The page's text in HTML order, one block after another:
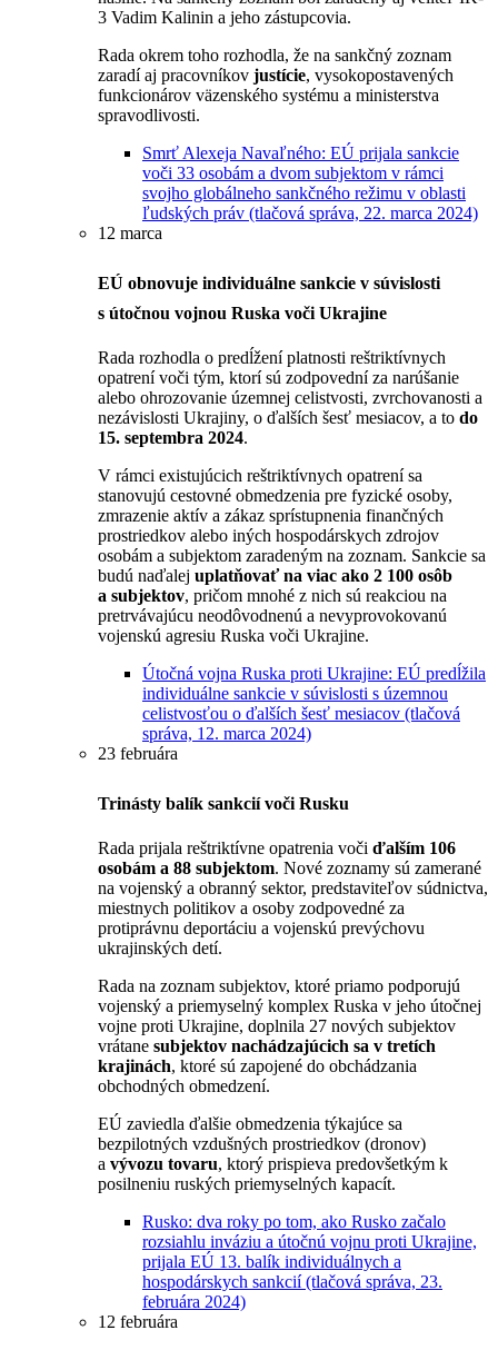
3 Vadim Kalinin a jeho zástupcovia.
Rada okrem toho rozhodla, že na sankčný zoznam
zaradí aj pracovníkov justície, vysokopostavených
funkcionárov väzenského systému a ministerstva
spravodlivosti.
Smrť Alexeja Navaľného: EÚ prijala sankcie
voči 33 osobám a dvom subjektom v rámci
svojho globálneho sankčného režimu v oblasti
ľudských práv (tlačová správa, 22. marca 2024)
12 marca
EÚ obnovuje individuálne sankcie v súvislosti
s útočnou vojnou Ruska voči Ukrajine
Rada rozhodla o predĺžení platnosti reštriktívnych
opatrení voči tým, ktorí sú zodpovední za narúšanie
alebo ohrozovanie územnej celistvosti, zvrchovanosti a
nezávislosti Ukrajiny, o ďalších šesť mesiacov, a to do
15. septembra 2024.
V rámci existujúcich reštriktívnych opatrení sa
stanovujú cestovné obmedzenia pre fyzické osoby,
zmrazenie aktív a zákaz sprístupnenia finančných
prostriedkov alebo iných hospodárskych zdrojov
osobám a subjektom zaradeným na zoznam. Sankcie sa
budú naďalej uplatňovať na viac ako 2 100 osôb
a subjektov, pričom mnohé z nich sú reakciou na
pretrvávajúcu neodôvodnenú a nevyprovokovanú
vojenskú agresiu Ruska voči Ukrajine.
Útočná vojna Ruska proti Ukrajine: EÚ predĺžila
individuálne sankcie v súvislosti s územnou
celistvosťou o ďalších šesť mesiacov (tlačová
správa, 12. marca 2024)
23 februára
Trinásty balík sankcií voči Rusku
Rada prijala reštriktívne opatrenia voči ďalším 106
osobám a 88 subjektom. Nové zoznamy sú zamerané
na vojenský a obranný sektor, predstaviteľov súdnictva,
miestnych politikov a osoby zodpovedné za
protiprávnu deportáciu a vojenskú prevýchovu
ukrajinských detí.
Rada na zoznam subjektov, ktoré priamo podporujú
vojenský a priemyselný komplex Ruska v jeho útočnej
vojne proti Ukrajine, doplnila 27 nových subjektov
vrátane subjektov nachádzajúcich sa v tretích
krajinách, ktoré sú zapojené do obchádzania
obchodných obmedzení.
EÚ zaviedla ďalšie obmedzenia týkajúce sa
bezpilotných vzdušných prostriedkov (dronov)
a vývozu tovaru, ktorý prispieva predovšetkým k
posilneniu ruských priemyselných kapacít.
Rusko: dva roky po tom, ako Rusko začalo
rozsiahlu inváziu a útočnú vojnu proti Ukrajine,
prijala EÚ 13. balík individuálnych a
hospodárskych sankcií (tlačová správa, 23.
februára 2024)
12 februára